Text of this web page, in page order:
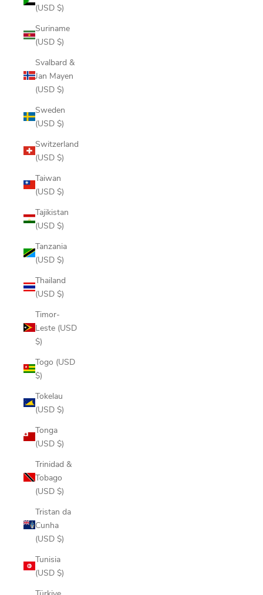
(USD $)
Suriname
(USD $)
Svalbard &
Jan Mayen
(USD $)
Sweden
(USD $)
Switzerland
(USD $)
Taiwan
(USD $)
Tajikistan
(USD $)
Tanzania
(USD $)
Thailand
(USD $)
Timor-
Leste (USD
$)
Togo (USD
$)
Tokelau
(USD $)
Tonga
(USD $)
Trinidad &
Tobago
(USD $)
Tristan da
Cunha
(USD $)
Tunisia
(USD $)